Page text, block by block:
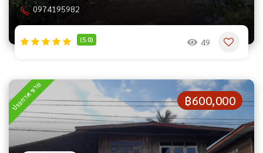
0974195982
(5.0) 49
฿600,000
ประกาศ ขาย